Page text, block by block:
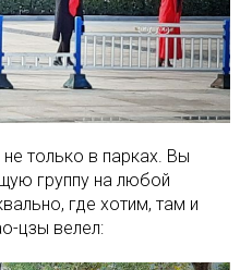
только в парках. Вы
группу на любой
где хотим, там и
цзы велел: